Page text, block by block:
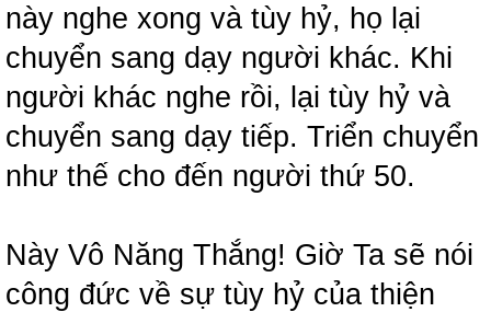
này nghe xong và tùy hỷ, họ lại
chuyển sang dạy người khác. Khi
người khác nghe rồi, lại tùy hỷ và
chuyển sang dạy tiếp. Triển chuyển
như thế cho đến người thứ 50.
Này Vô Năng Thắng! Giờ Ta sẽ nói
công đức về sự tùy hỷ của thiện